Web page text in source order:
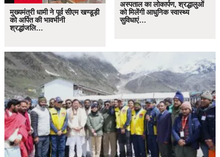
मुख्यमंत्री धामी ने पूर्व सीएम खण्डूड़ी
को अर्पित की भावभीनी
श्रद्धांजलि…
अस्पताल का लोकार्पण, श्रद्धालुओं
को मिलेंगी आधुनिक स्वास्थ्य
सुविधाएं…